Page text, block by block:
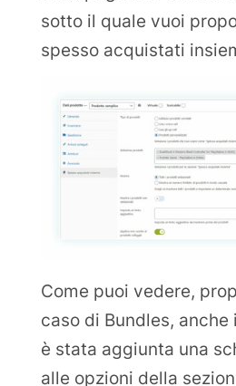
sotto il quale vuoi
spesso acquistati
Come puoi vedere,
caso di Bundles,
è stata aggiunta una
alle opzioni della